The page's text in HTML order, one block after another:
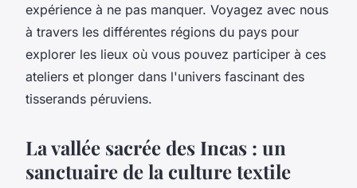
expérience à ne pas manquer. Voyagez avec nous
à travers les différentes régions du pays pour
explorer les lieux où vous pouvez participer à ces
ateliers et plonger dans l'univers fascinant des
tisserands péruviens.
La vallée sacrée des Incas : un
sanctuaire de la culture textile